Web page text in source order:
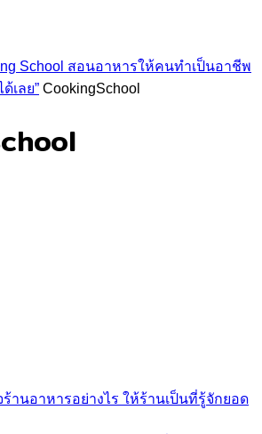
School สอนอาหารให้คนทำเป็นอาชีพ
เลย” CookingSchool
ร้านอาหารอย่างไร ให้ร้านเป็นที่รู้จักยอด